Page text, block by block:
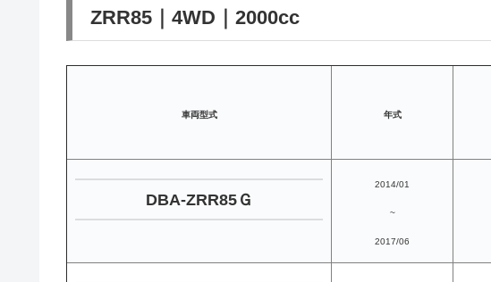
ZRR85｜4WD｜2000cc
車両型式 年式
DBA-ZRR85Ｇ
2014/01
~
2017/06